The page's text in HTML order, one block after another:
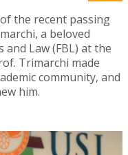
the recent passing
a beloved
Law (FBL) at the
Trimarchi made
community, and
him.